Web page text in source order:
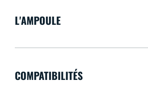
L'AMPOULE
COMPATIBILITÉS